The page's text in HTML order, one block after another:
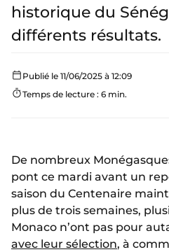
historique du
différents résultats.
Publié le 11/06/2025 à 12:09
Temps de lecture : 6 min.
De nombreux
pont ce mardi avant un
saison du Centenaire
plus de trois semaines,
Monaco n’ont pas pour
avec leur sélection, à